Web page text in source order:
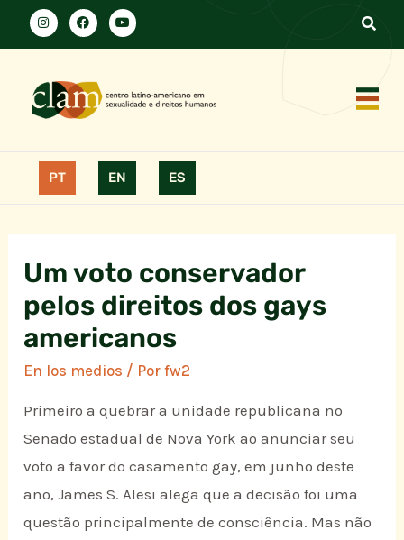
PT EN ES
Um voto conservador
pelos direitos dos gays
americanos
En los medios / Porfw2
Primeiro a quebrar a unidade republicana no
Senado estadual de Nova York ao anunciar seu
voto a favor do casamento gay, em junho deste
ano, James S. Alesi alega que a decisão foi uma
questão principalmente de consciência. Mas não